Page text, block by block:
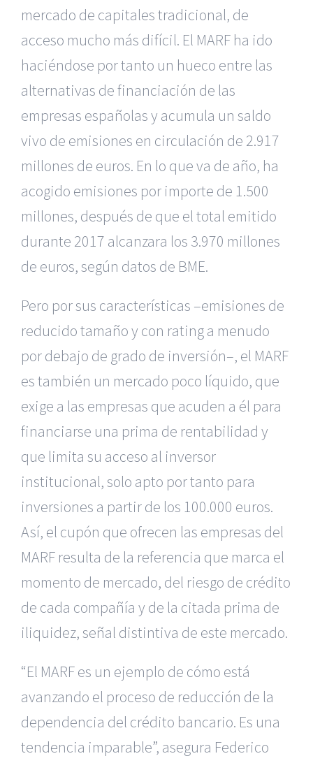
mercado de capitales tradicional, de
acceso mucho más difícil. El MARF ha ido
haciéndose por tanto un hueco entre las
alternativas de financiación de las
empresas españolas y acumula un saldo
vivo de emisiones en circulación de 2.917
millones de euros. En lo que va de año, ha
acogido emisiones por importe de 1.500
millones, después de que el total emitido
durante 2017 alcanzara los 3.970 millones
de euros, según datos de BME.
Pero por sus características –emisiones de
reducido tamaño y con rating a menudo
por debajo de grado de inversión–, el MARF
es también un mercado poco líquido, que
exige a las empresas que acuden a él para
financiarse una prima de rentabilidad y
que limita su acceso al inversor
institucional, solo apto por tanto para
inversiones a partir de los 100.000 euros.
Así, el cupón que ofrecen las empresas del
MARF resulta de la referencia que marca el
momento de mercado, del riesgo de crédito
de cada compañía y de la citada prima de
iliquidez, señal distintiva de este mercado.
“El MARF es un ejemplo de cómo está
avanzando el proceso de reducción de la
dependencia del crédito bancario. Es una
tendencia imparable”, asegura Federico